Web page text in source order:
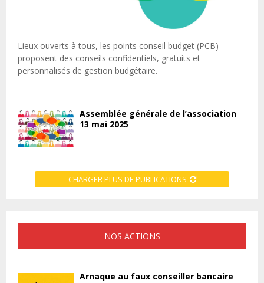
Lieux ouverts à tous, les points conseil budget (PCB)
proposent des conseils confidentiels, gratuits et
personnalisés de gestion budgétaire.
Assemblée générale de l’association
13 mai 2025
CHARGER PLUS DE PUBLICATIONS
NOS ACTIONS
Arnaque au faux conseiller bancaire